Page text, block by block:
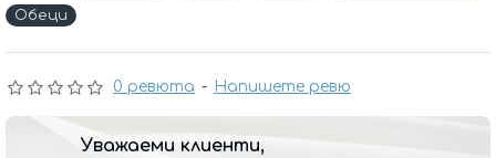
0 ревюта - Напишете ревю
Обеци
Уважаеми клиенти,